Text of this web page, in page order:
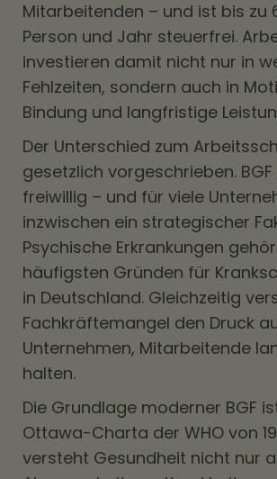
Mitarbeitenden – und ist bis zu
Person und Jahr steuerfrei.
investieren damit nicht nur in
Fehlzeiten, sondern auch in
Bindung und langfristige
Der Unterschied zum
gesetzlich vorgeschrieben.
freiwillig – und für viele
inzwischen ein strategischer
Psychische Erkrankungen
häufigsten Gründen für
in Deutschland. Gleichzeitig
Fachkräftemangel den Druck
Unternehmen, Mitarbeitende
halten.
Die Grundlage moderner BGF
Ottawa-Charta der WHO von
versteht Gesundheit nicht nur